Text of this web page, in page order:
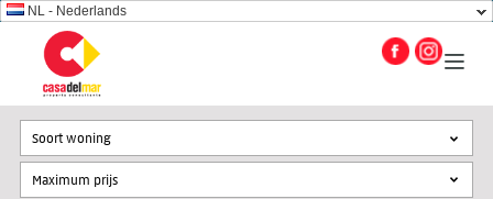
NL - Nederlands
Soort woning